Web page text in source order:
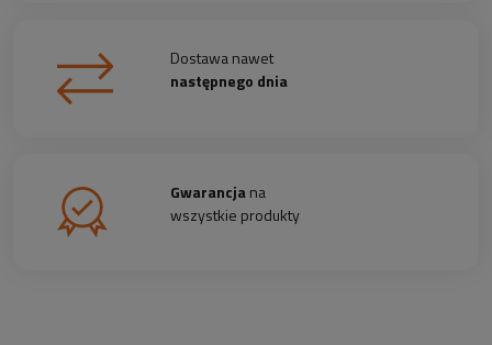
Dostawa nawet
następnego dnia
Gwarancjana
wszystkie produkty